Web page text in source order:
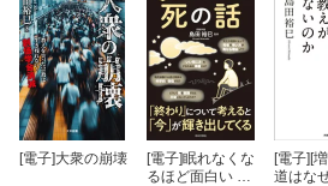
[電子]大衆の崩壊 [電子]眠れなくな
るほど面白い 図
[電子][
道はな